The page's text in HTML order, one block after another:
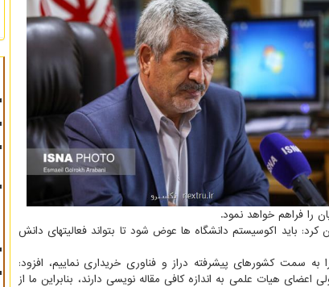
را فراهم خواهد نمود.
نیست، خاطرنشان کرد: باید اکوسیستم دانشگاه ها عوض شود تا بتواند فعالیتهای دانش
سمت کشورهای پیشرفته دراز و فناوری خریداری نماییم، افزود:
هیات علمی به اندازه کافی مقاله نویسی دارند، بنابراین ما از